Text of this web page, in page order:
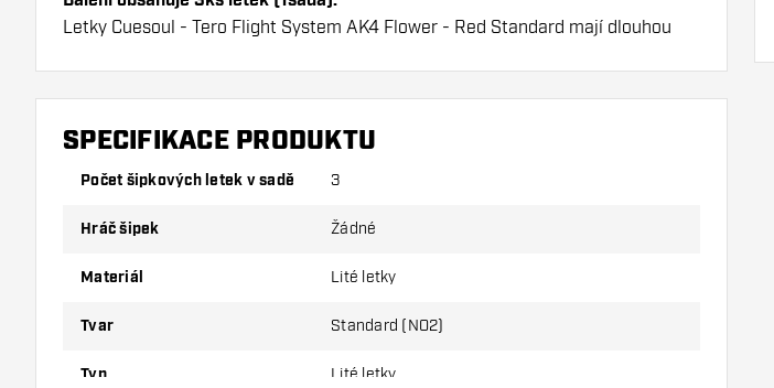
Letky Cuesoul - Tero Flight System AK4 Flower - Red Standard mají dlouhou
Dartshopper tip!
Ujistěte se, že máte po ruce dostatek letky a násadky. Ty se mohou
používáním poškodit nebo zlomit.
Vyzkoušejte jiný tvar, materiál nebo tloušťku letky, abyste zjistili, která
varianta vám vyhovuje nejlépe!
SPECIFIKACE PRODUKTU
Počet šipkových letek v sadě 3
Hráč šipek Žádné
Materiál Lité letky
Tvar Standard (NO2)
Typ Lité letky